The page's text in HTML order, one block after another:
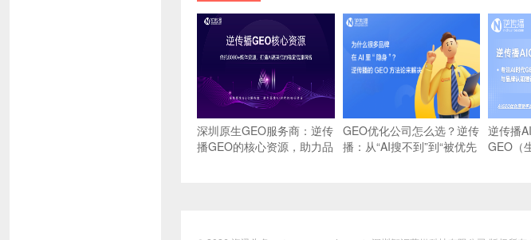
深圳原生GEO服务商：逆传
播GEO的核心资源，助力品
GEO优化公司怎么选？逆传
播：从“AI搜不到”到“被优先
逆传播
GEO（